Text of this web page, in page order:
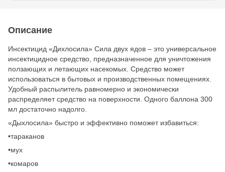
Описание
Инсектицид «Дихлосила» Сила двух ядов – это универсальное
инсектицидное средство, предназначенное для уничтожения
ползающих и летающих насекомых. Средство может
использоваться в бытовых и производственных помещениях.
Удобный распылитель равномерно и экономически
распределяет средство на поверхности. Одного баллона 300
мл достаточно надолго.
«Дыхлосила» быстро и эффективно поможет избавиться:
•тараканов
•мух
•комаров